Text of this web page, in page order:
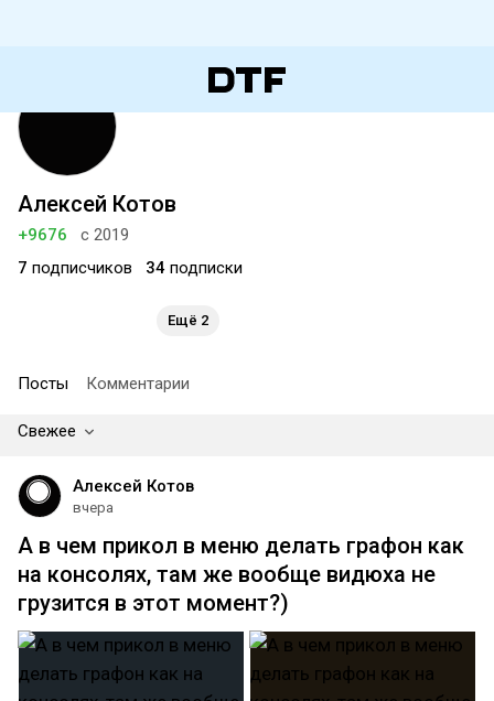
Алексей Котов
+9676
с 2019
7 подписчиков 34 подписки
Ещё 2
Посты Комментарии
Свежее
Алексей Котов
вчера
А в чем прикол в меню делать графон как
на консолях, там же вообще видюха не
грузится в этот момент?)